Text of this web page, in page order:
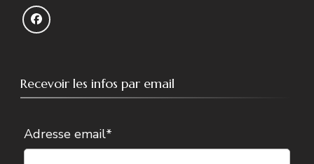
Recevoir les infos par email
Adresse email*